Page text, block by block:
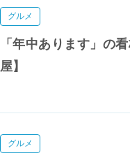
グルメ
「年中あります」の
屋】
グルメ